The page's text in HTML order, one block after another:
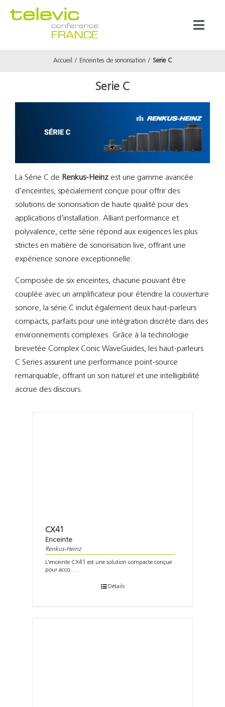
Support
Accueil Enceintes de sonorisation Serie C
Serie C
La Série C de Renkus-Heinz est une gamme avancée
d’enceintes, spécialement conçue pour offrir des
solutions de sonorisation de haute qualité pour des
applications d’installation. Alliant performance et
polyvalence, cette série répond aux exigences les plus
strictes en matière de sonorisation live, offrant une
expérience sonore exceptionnelle.
Composée de six enceintes, chacune pouvant être
couplée avec un amplificateur pour étendre la couverture
sonore, la série C inclut également deux haut-parleurs
compacts, parfaits pour une intégration discrète dans des
environnements complexes. Grâce à la technologie
brevetée Complex Conic WaveGuides, les haut-parleurs
C Series assurent une performance point-source
remarquable, offrant un son naturel et une intelligibilité
accrue des discours.
CX41
Enceinte
Renkus-Heinz
L'enceinte CX41 est une solution compacte conçue
pour acco . . .
Détails